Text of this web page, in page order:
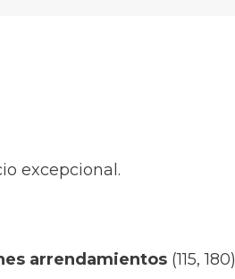
excepcional.
arrendamientos (115, 180)